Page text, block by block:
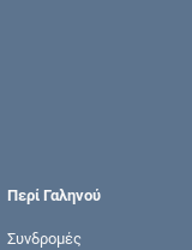
Περί Γαληνού
Συνδρομές